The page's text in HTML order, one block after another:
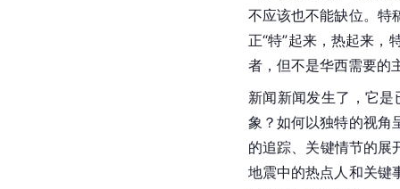
不应该也不能缺位。特
正“特”起来，热起来
者，但不是华西需要
新闻新闻发生了，它
象？如何以独特的视角
的追踪、关键情节的
地震中的热点人和关键